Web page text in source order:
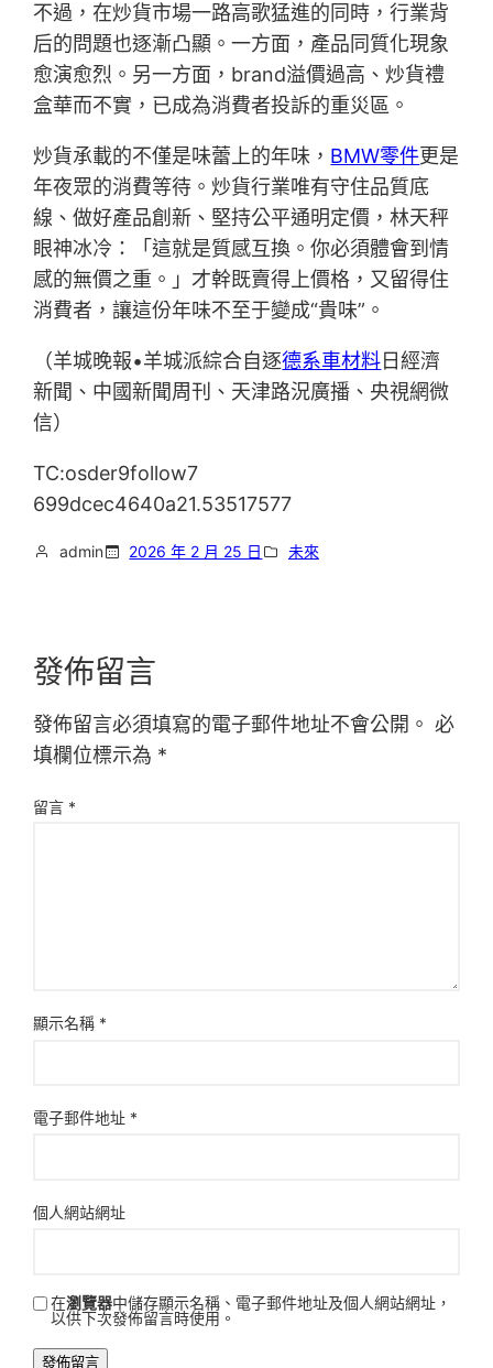
不過，在炒貨市場一路高歌猛進的同時，行業背
后的問題也逐漸凸顯。一方面，產品同質化現象
愈演愈烈。另一方面，brand溢價過高、炒貨禮
盒華而不實，已成為消費者投訴的重災區。
炒貨承載的不僅是味蕾上的年味， BMW零件更是
年夜眾的消費等待。炒貨行業唯有守住品質底
線、做好產品創新、堅持公平通明定價，林天秤
眼神冰冷：「這就是質感互換。你必須體會到情
感的無價之重。」才幹既賣得上價格，又留得住
消費者，讓這份年味不至于變成“貴味”。
（羊城晚報•羊城派綜合自逐德系車材料日經濟
新聞、中國新聞周刊、天津路況廣播、央視網微
信）
TC:osder9follow7
699dcec4640a21.53517577
admin 2026 年 2 月 25 日 未來
發佈留言
發佈留言必須填寫的電子郵件地址不會公開。 必
填欄位標示為 *
留言 *
顯示名稱 *
電子郵件地址 *
個人網站網址
在瀏覽器中儲存顯示名稱、電子郵件地址及個人網站網址，
以供下次發佈留言時使用。